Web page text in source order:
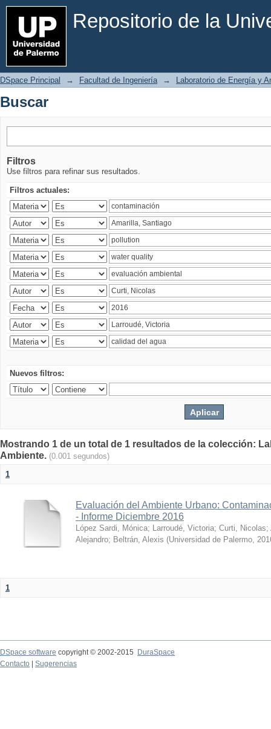
Repositorio de la
Buscar
DSpace Principal → Facultad de Ingeniería → Laboratorio de Energía y
Buscar
Filtros
Use filtros para refinar sus resultados.
Filtros actuales:
Nuevos filtros:
Mostrando 1 de un total de 1 resultados de la colección:
Ambiente. (0.001 segundos)
1
Evaluación del Ambiente Urbano:
- Informe Diciembre 2016
López Sardi, Mónica; Larroudé, Victoria; Curti, Nicolas;
Alejandro; Beltrán, Alexis (Universidad de Palermo,
1
DSpace software copyright © 2002-2015
DuraSpace
Contacto
Sugerencias